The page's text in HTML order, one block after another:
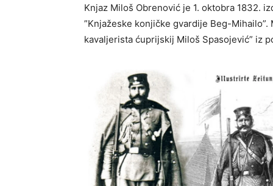
Knjaz Miloš Obrenović je 1. oktobra 1832.
”Knjažeske konjičke gvardije Beg-
kavalјerista ćuprijskij Miloš Spasojević” iz